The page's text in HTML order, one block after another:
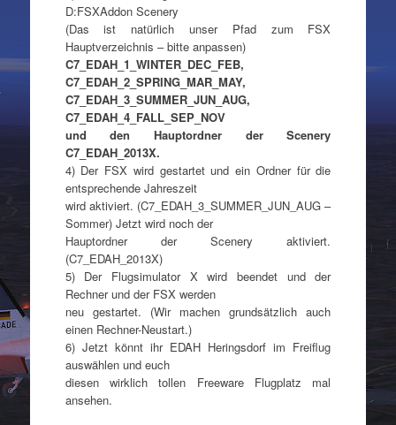
D:FSXAddon Scenery
(Das ist natürlich unser Pfad zum FSX
Hauptverzeichnis – bitte anpassen)
C7_EDAH_1_WINTER_DEC_FEB,
C7_EDAH_2_SPRING_MAR_MAY,
C7_EDAH_3_SUMMER_JUN_AUG,
C7_EDAH_4_FALL_SEP_NOV
und den Hauptordner der Scenery
C7_EDAH_2013X.
4) Der FSX wird gestartet und ein Ordner für die
entsprechende Jahreszeit
wird aktiviert. (C7_EDAH_3_SUMMER_JUN_AUG –
Sommer) Jetzt wird noch der
Hauptordner der Scenery aktiviert.
(C7_EDAH_2013X)
5) Der Flugsimulator X wird beendet und der
Rechner und der FSX werden
neu gestartet. (Wir machen grundsätzlich auch
einen Rechner-Neustart.)
6) Jetzt könnt ihr EDAH Heringsdorf im Freiflug
auswählen und euch
diesen wirklich tollen Freeware Flugplatz mal
ansehen.